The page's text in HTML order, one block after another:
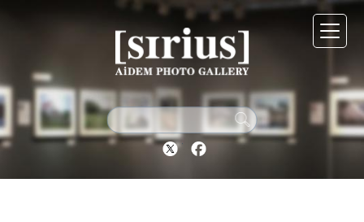
Twitter Facebook
シリウスについて
展示スケジュール